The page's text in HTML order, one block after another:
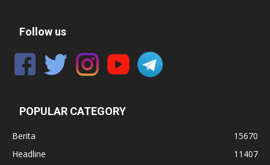
Follow us
POPULAR CATEGORY
Berita
15670
Headline
11407